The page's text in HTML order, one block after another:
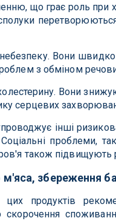
що грає роль при
сполуки
небезпеку. Вони
з обміном
Вони
серцевих
інші
проблеми,
також підвищують
м'яса, збереження
продуктів